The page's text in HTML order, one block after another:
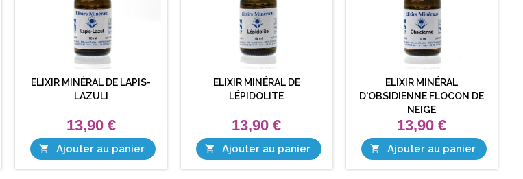
ELIXIR MINÉRAL DE LAPIS-
LAZULI
13,90 €
 Ajouter au panier
ELIXIR MINÉRAL DE
LÉPIDOLITE
13,90 €
 Ajouter au panier
ELIXIR MINÉRAL
D'OBSIDIENNE FLOCON DE
NEIGE
13,90 €
 Ajouter au panier